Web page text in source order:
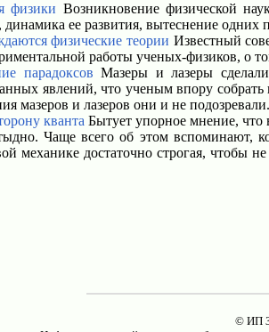
физики Возникновение физической
динамика ее развития, вытеснение
физические теории Известный
работы ученых-физиков, о
парадоксов Мазеры и лазеры
явлений, что ученым впору
мазеров и лазеров они и не подозревали.
кванта Бытует упорное мнение, что
Чаще всего об этом вспоминают,
механике достаточно строгая, чтобы
© ИП